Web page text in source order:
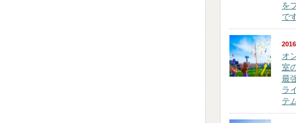
を
で
オ
室
最
ラ
テ